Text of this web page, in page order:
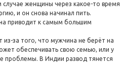
женщины через какое-то время
и он снова начинал пить.
приводит к самым большим
из-за того, что мужчина не берёт на
обеспечивать свою семью, или у
проблемы. В Индии развод тянется